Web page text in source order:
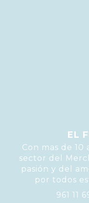
EL
Con mas de 10
sector del
pasión y del
por todos
961 11